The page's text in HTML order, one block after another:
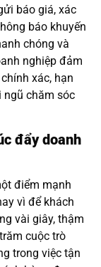
báo giá, xác
báo khuyến
chóng và
nghiệp đảm
xác, hạn
ngũ chăm sóc
đẩy doanh
điểm mạnh
vì để khách
vài giây, thậm
cuộc trò
trong việc tận